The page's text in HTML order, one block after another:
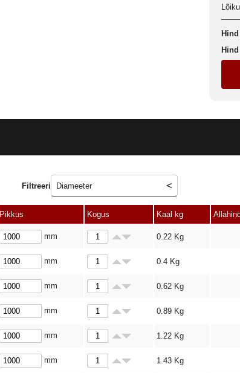
Filtreeri Diameeter
Pikkus Kogus Kaal kg
mm 0.22 Kg
mm 0.4 Kg
mm 0.62 Kg
mm 0.89 Kg
mm 1.22 Kg
mm 1.43 Kg